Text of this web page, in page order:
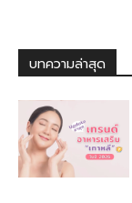
บทความล่าสุด